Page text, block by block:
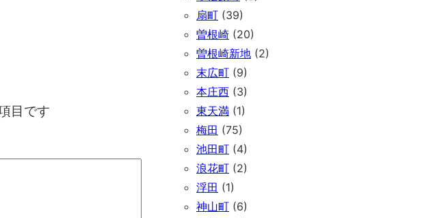
目です
扇町 (39)
曽根崎 (20)
曽根崎新地 (2)
末広町 (9)
本庄西 (3)
東天満 (1)
梅田 (75)
池田町 (4)
浪花町 (2)
浮田 (1)
神山町 (6)